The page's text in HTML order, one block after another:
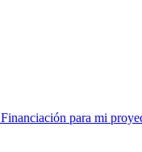
Financiación para mi